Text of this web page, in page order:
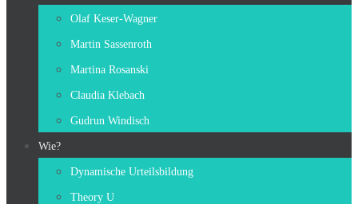
Olaf Keser-Wagner
Martin Sassenroth
Martina Rosanski
Claudia Klebach
Gudrun Windisch
Wie?
Dynamische Urteilsbildung
Theory U